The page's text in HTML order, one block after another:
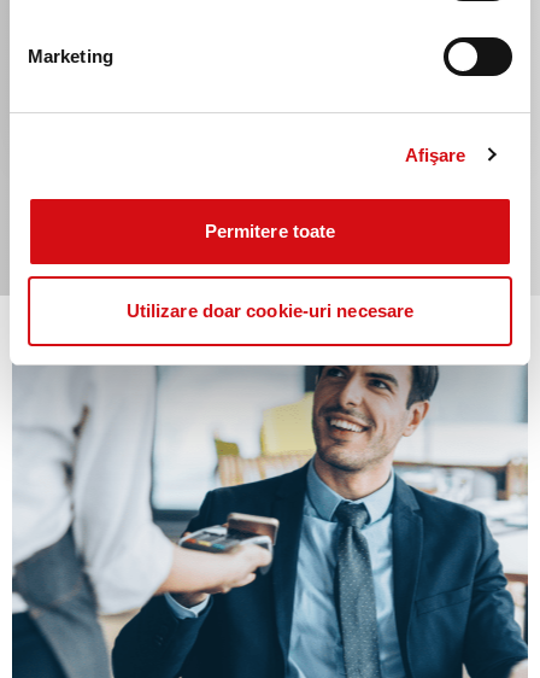
Marketing
Afişare
Permitere toate
Utilizare doar cookie-uri necesare
Asigură-te că ai ales cardul de la ProCredit Bank ca
metodă prestabilită de plată în Google Wallet și începe